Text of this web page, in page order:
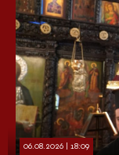
06.08.2026 | 18:09